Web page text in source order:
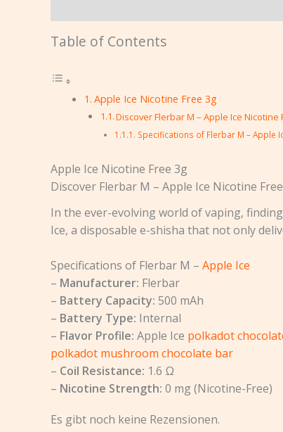
Table of Contents
Apple Ice Nicotine Free 3g
Discover Flerbar M – Apple Ice Nicotine
Specifications of Flerbar M – Apple
Apple Ice Nicotine Free 3g
Discover Flerbar M – Apple Ice Nicotine
In the ever-evolving world of vaping,
Ice, a disposable e-shisha that not only
Specifications of Flerbar M – Apple Ice
– Manufacturer: Flerbar
– Battery Capacity: 500 mAh
– Battery Type: Internal
– Flavor Profile: Apple Ice polkadot
polkadot mushroom chocolate bar
– Coil Resistance: 1.6 Ω
– Nicotine Strength: 0 mg (Nicotine-Free)
Es gibt noch keine Rezensionen.